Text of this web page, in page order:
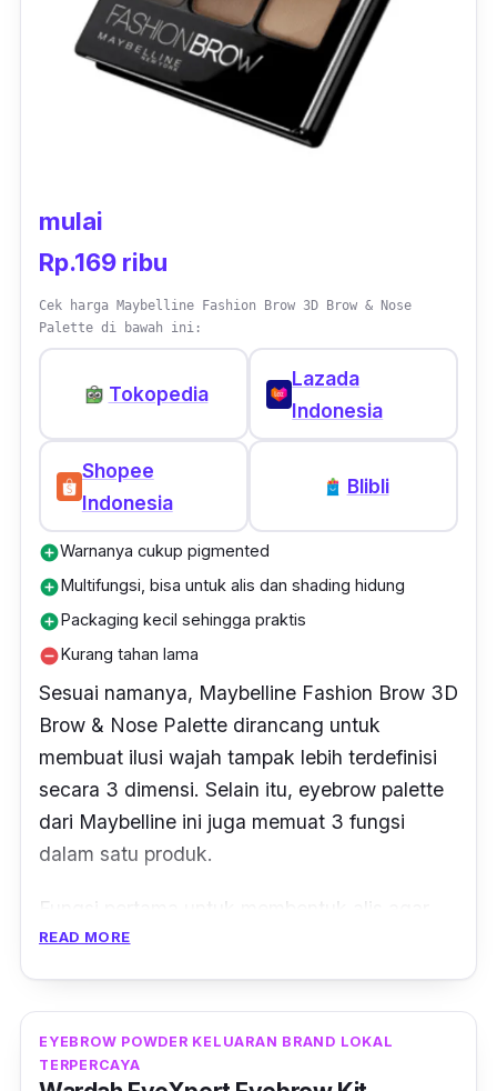
mulai
Rp.169 ribu
Cek harga Maybelline Fashion Brow 3D Brow & Nose
Palette di bawah ini:
Tokopedia
Lazada
Indonesia
Shopee
Indonesia
Blibli
add_circleWarnanya cukup pigmented
add_circleMultifungsi, bisa untuk alis dan shading hidung
add_circlePackaging kecil sehingga praktis
remove_circleKurang tahan lama
Sesuai namanya, Maybelline Fashion Brow 3D
Brow & Nose Palette dirancang untuk
membuat ilusi wajah tampak lebih terdefinisi
secara 3 dimensi. Selain itu, eyebrow palette
dari Maybelline ini juga memuat 3 fungsi
dalam satu produk.
Fungsi pertama untuk membentuk alis agar
tampak rapih dengan formula
Fungsi kedua untuk mengisi alis sehingga
lebih tebal natural denganeyebrow powder,
dan fungsi terakhir yaitu memberikan
contouringpada wajah sehingga garis hidung
READ MORE
EYEBROW POWDER KELUARAN BRAND LOKAL
TERPERCAYA